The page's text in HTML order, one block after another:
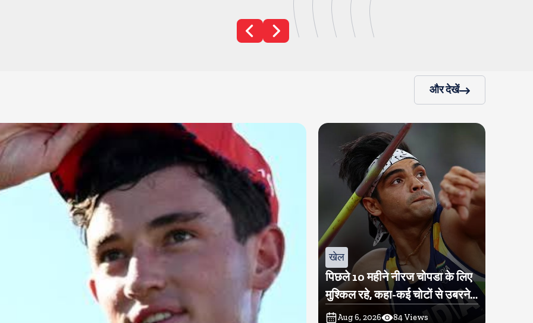
और देखें
खेल
पिछले 10 महीने नीरज चोपडा के लिए
मुश्किल रहे, कहा-कई चोटों से उबरने में
परेशानी हुई
Aug 6, 2026 84Views